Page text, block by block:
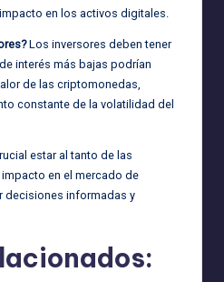
en los activos digitales.
Los inversores deben tener
interés más bajas podrían
de las criptomonedas,
constante de la volatilidad del
estar al tanto de las
en el mercado de
decisiones informadas y